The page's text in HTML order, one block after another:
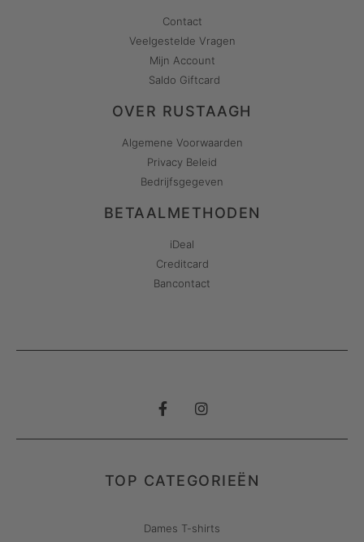
Contact
Veelgestelde Vragen
Mijn Account
Saldo Giftcard
OVER RUSTAAGH
Algemene Voorwaarden
Privacy Beleid
Bedrijfsgegeven
BETAALMETHODEN
iDeal
Creditcard
Bancontact
TOP CATEGORIEËN
Dames T-shirts